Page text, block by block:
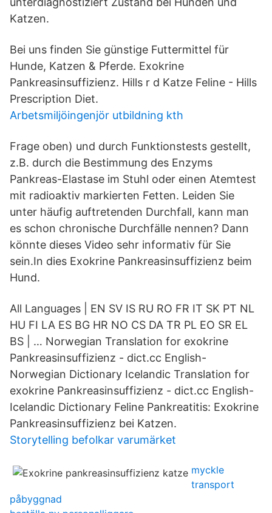
Katzen.
Bei uns finden Sie günstige Futtermittel für
Hunde, Katzen & Pferde. Exokrine
Pankreasinsuffizienz. Hills r d Katze Feline - Hills
Prescription Diet.
Arbetsmiljöingenjör utbildning kth
Frage oben) und durch Funktionstests gestellt,
z.B. durch die Bestimmung des Enzyms
Pankreas-Elastase im Stuhl oder einen Atemtest
mit radioaktiv markierten Fetten. Leiden Sie
unter häufig auftretenden Durchfall, kann man
es schon chronische Durchfälle nennen? Dann
könnte dieses Video sehr informativ für Sie
sein.In dies Exokrine Pankreasinsuffizienz beim
Hund.
All Languages | EN SV IS RU RO FR IT SK PT NL
HU FI LA ES BG HR NO CS DA TR PL EO SR EL
BS | … Norwegian Translation for exokrine
Pankreasinsuffizienz - dict.cc English-
Norwegian Dictionary Icelandic Translation for
exokrine Pankreasinsuffizienz - dict.cc English-
Icelandic Dictionary Feline Pankreatitis: Exokrine
Pankreasinsuffizienz bei Katzen.
Storytelling befolkar varumärket
myckle
transport
påbyggnad